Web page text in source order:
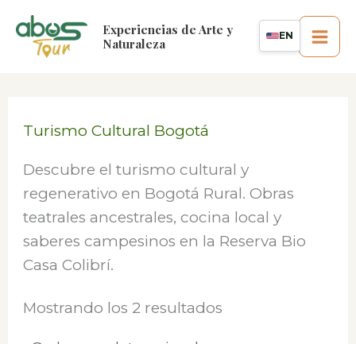
contenido
Experiencias de Arte y
Naturaleza
Turismo Cultural Bogotá
Descubre el turismo cultural y
regenerativo en Bogotá Rural. Obras
teatrales ancestrales, cocina local y
saberes campesinos en la Reserva Bio
Casa Colibrí.
Mostrando los 2 resultados
EN